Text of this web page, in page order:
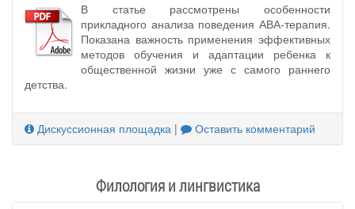
В статье рассмотрены особенности
прикладного анализа поведения АВА-терапия.
Показана важность применения эффективных
методов обучения и адаптации ребенка к
общественной жизни уже с самого раннего
детства.
Дискуссионная площадка | Оставить комментарий
Филология и лингвистика